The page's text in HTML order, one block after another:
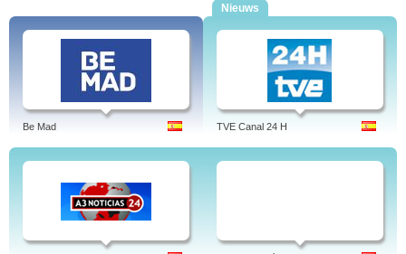
Be Mad
Nieuws
TVE Canal 24 H